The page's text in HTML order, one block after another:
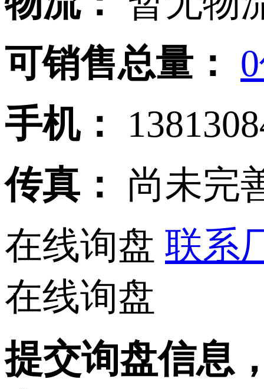
可销售总量：
手机：
传真：
尚未完
在线询盘 联系
在线询盘
提交询盘信息